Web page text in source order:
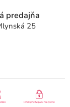
predajňa
25